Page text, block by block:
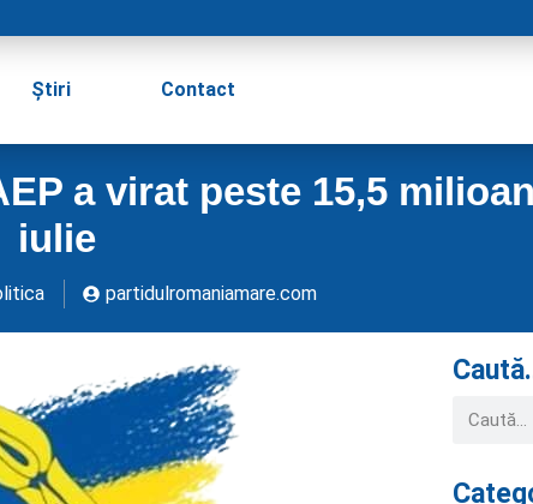
Știri Contact
a virat peste 15,5
iulie
partidulromaniamare.com